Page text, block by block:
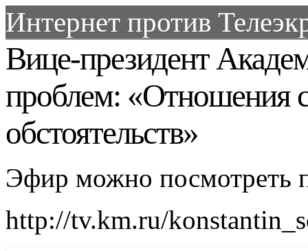
Интернет против
Вице-президент
проблем: «Отношения
обстоятельств»
Эфир можно посмотреть
http://tv.km.ru/